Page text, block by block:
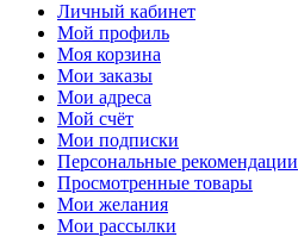
Личный кабинет
Мой профиль
Моя корзина
Мои заказы
Мои адреса
Мой счёт
Мои подписки
Персональные рекомендации
Просмотренные товары
Мои желания
Мои рассылки